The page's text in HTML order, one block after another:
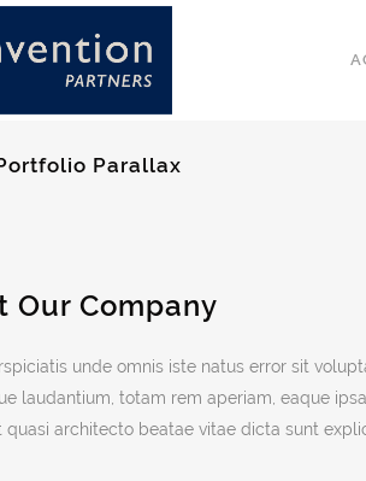
Parallax
Our Company
unde omnis iste natus error sit
laudantium, totam rem aperiam, eaque
quasi architecto beatae vitae dicta sunt